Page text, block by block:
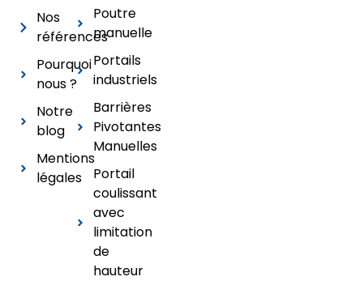
Nos
références
Pourquoi
nous ?
Notre
blog
Mentions
légales
Poutre
manuelle
Portails
industriels
Barrières
Pivotantes
Manuelles
Portail
coulissant
avec
limitation
de
hauteur